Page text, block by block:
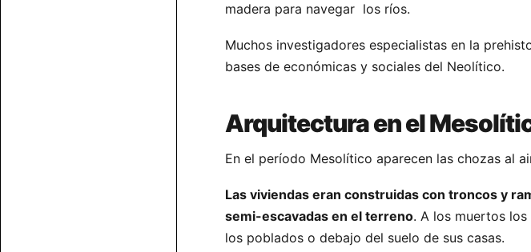
madera para navegar los ríos.
Muchos investigadores especialistas en la
bases de económicas y sociales del Neolítico.
Arquitectura en el
En el período Mesolítico aparecen las chozas al
Las viviendas eran construidas con troncos y
semi-escavadas en el terreno. A los muertos
los poblados o debajo del suelo de sus casas.